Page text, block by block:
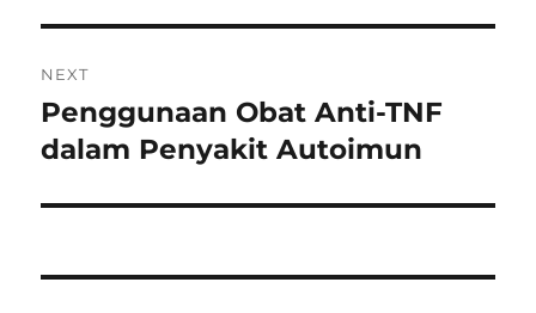
NEXT
Next
post:
Penggunaan Obat Anti-TNF
dalam Penyakit Autoimun